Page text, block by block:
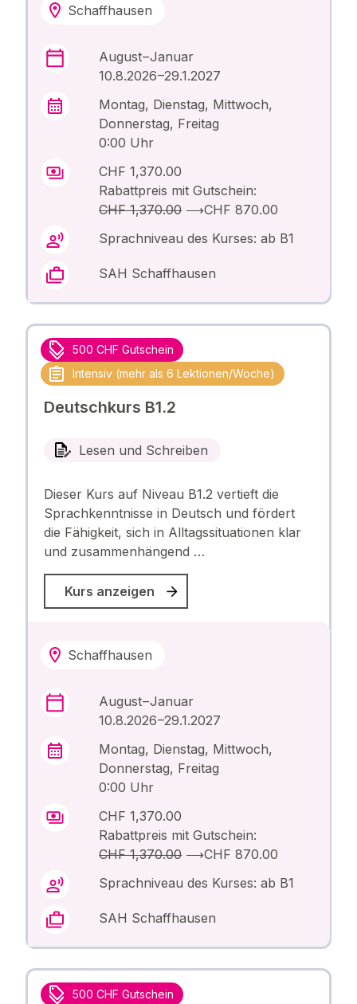
Schaffhausen
August – Januar
10.8.2026 –29.1.2027
Montag, Dienstag, Mittwoch,
Donnerstag, Freitag
0:00 Uhr
CHF 1,370.00
Rabattpreis mit Gutschein:
CHF 1,370.00⟶CHF 870.00
Sprachniveau des Kurses: ab B1
SAH Schaffhausen
500 CHF Gutschein
Intensiv (mehr als 6 Lektionen/Woche)
Deutschkurs B1.2
Lesen und Schreiben
Dieser Kurs auf Niveau B1.2 vertieft die
Sprachkenntnisse in Deutsch und fördert
die Fähigkeit, sich in Alltagssituationen klar
und zusammenhängend …
Kurs anzeigen
Schaffhausen
August – Januar
10.8.2026 –29.1.2027
Montag, Dienstag, Mittwoch,
Donnerstag, Freitag
0:00 Uhr
CHF 1,370.00
Rabattpreis mit Gutschein:
CHF 1,370.00⟶CHF 870.00
Sprachniveau des Kurses: ab B1
SAH Schaffhausen
500 CHF Gutschein